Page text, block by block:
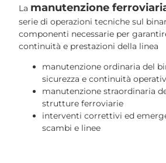
La manutenzione
serie di operazioni tecniche sul
componenti necessarie per
continuità e prestazioni della linea
manutenzione ordinaria del
sicurezza e continuità
manutenzione straordinaria
strutture ferroviarie
interventi correttivi ed
scambi e linee